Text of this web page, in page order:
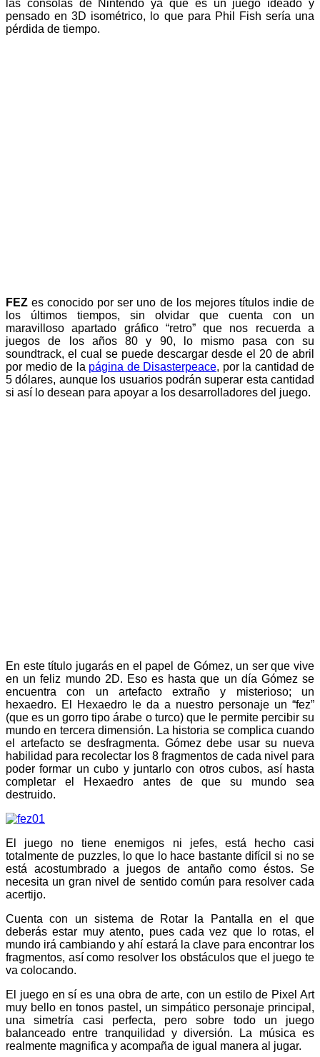
las consolas de Nintendo ya que es un juego ideado y
pensado en 3D isométrico, lo que para Phil Fish sería una
pérdida de tiempo.
FEZ es conocido por ser uno de los mejores títulos indie de
los últimos tiempos, sin olvidar que cuenta con un
maravilloso apartado gráfico “retro” que nos recuerda a
juegos de los años 80 y 90, lo mismo pasa con su
soundtrack, el cual se puede descargar desde el 20 de abril
por medio de la página de Disasterpeace, por la cantidad de
5 dólares, aunque los usuarios podrán superar esta cantidad
si así lo desean para apoyar a los desarrolladores del juego.
En este título jugarás en el papel de Gómez, un ser que vive
en un feliz mundo 2D. Eso es hasta que un día Gómez se
encuentra con un artefacto extraño y misterioso; un
hexaedro. El Hexaedro le da a nuestro personaje un “fez”
(que es un gorro tipo árabe o turco) que le permite percibir su
mundo en tercera dimensión. La historia se complica cuando
el artefacto se desfragmenta. Gómez debe usar su nueva
habilidad para recolectar los 8 fragmentos de cada nivel para
poder formar un cubo y juntarlo con otros cubos, así hasta
completar el Hexaedro antes de que su mundo sea
destruido.
El juego no tiene enemigos ni jefes, está hecho casi
totalmente de puzzles, lo que lo hace bastante difícil si no se
está acostumbrado a juegos de antaño como éstos. Se
necesita un gran nivel de sentido común para resolver cada
acertijo.
Cuenta con un sistema de Rotar la Pantalla en el que
deberás estar muy atento, pues cada vez que lo rotas, el
mundo irá cambiando y ahí estará la clave para encontrar los
fragmentos, así como resolver los obstáculos que el juego te
va colocando.
El juego en sí es una obra de arte, con un estilo de Pixel Art
muy bello en tonos pastel, un simpático personaje principal,
una simetría casi perfecta, pero sobre todo un juego
balanceado entre tranquilidad y diversión. La música es
realmente magnifica y acompaña de igual manera al jugar.